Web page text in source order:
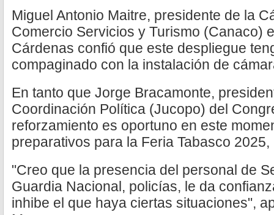
Miguel Antonio Maitre, presidente de la
Comercio Servicios y Turismo (Canaco)
Cárdenas confió que este despliegue
compaginado con la instalación de
En tanto que Jorge Bracamonte,
Coordinación Política (Jucopo) del
reforzamiento es oportuno en este
preparativos para la Feria Tabasco
"Creo que la presencia del personal de
Guardia Nacional, policías, le da
inhibe el que haya ciertas situaciones",